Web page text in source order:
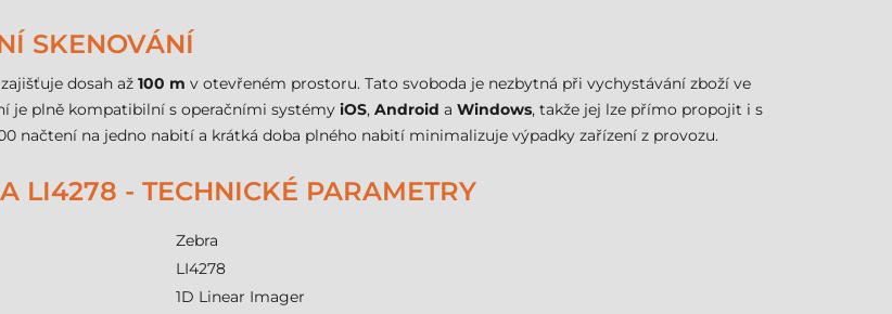
SKENOVÁNÍ
zajišťuje dosah až 100 m v otevřeném prostoru. Tato svoboda je nezbytná při vychystávání zboží ve
je plně kompatibilní s operačními systémy iOS, Android a Windows, takže jej lze přímo propojit i s
načtení na jedno nabití a krátká doba plného nabití minimalizuje výpadky zařízení z provozu.
LI4278 - TECHNICKÉ PARAMETRY
Zebra
LI4278
1D Linear Imager